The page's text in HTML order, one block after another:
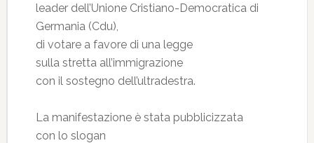
leader dell’Unione Cristiano-Democratica di
Germania (Cdu),
di votare a favore di una legge
sulla stretta all’immigrazione
con il sostegno dell’ultradestra.
La manifestazione è stata pubblicizzata
con lo slogan